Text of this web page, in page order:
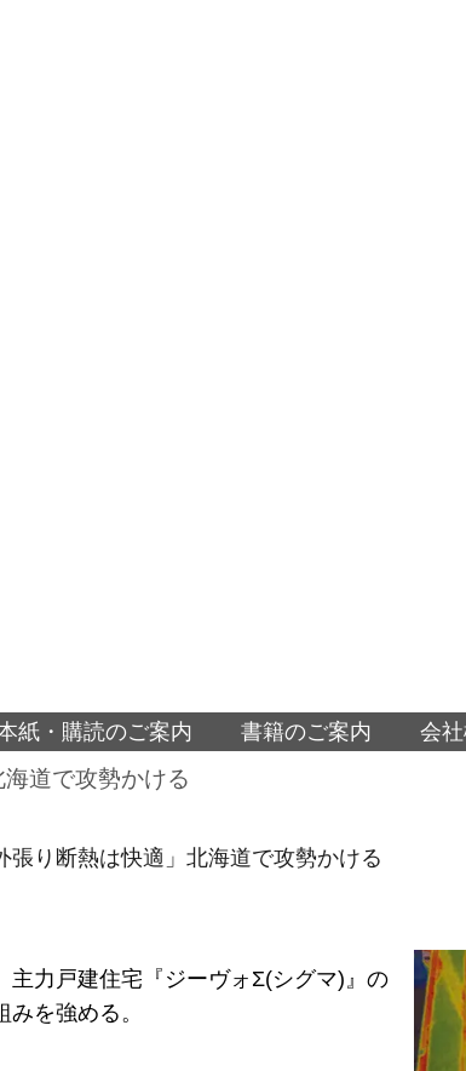
紙・購読のご案内 書籍のご案内 会
道で攻勢かける
張り断熱は快適」北海道で攻勢かける
主力戸建住宅『ジーヴォΣ(シグマ)』の
を強める。